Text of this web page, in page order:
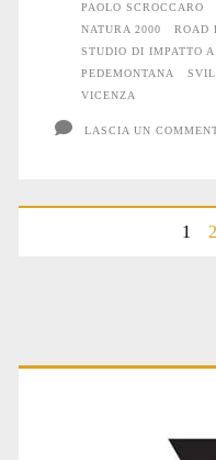
contro
Animali
Natura
PAOLO SCROCCARO
NATURA 2000
ROAD
STUDIO DI IMPATTO
PEDEMONTANA
VICENZA
LASCIA UN
Paginazione
1 2
Primary